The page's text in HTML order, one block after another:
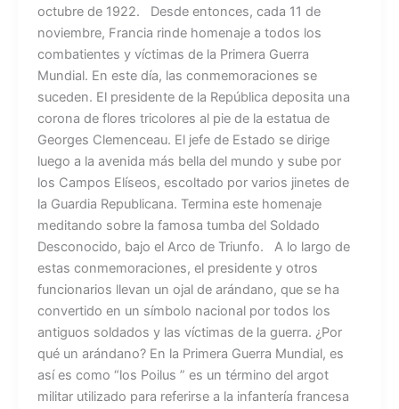
octubre de 1922. Desde entonces, cada 11 de
noviembre, Francia rinde homenaje a todos los
combatientes y víctimas de la Primera Guerra
Mundial. En este día, las conmemoraciones se
suceden. El presidente de la República deposita una
corona de flores tricolores al pie de la estatua de
Georges Clemenceau. El jefe de Estado se dirige
luego a la avenida más bella del mundo y sube por
los Campos Elíseos, escoltado por varios jinetes de
la Guardia Republicana. Termina este homenaje
meditando sobre la famosa tumba del Soldado
Desconocido, bajo el Arco de Triunfo. A lo largo de
estas conmemoraciones, el presidente y otros
funcionarios llevan un ojal de arándano, que se ha
convertido en un símbolo nacional por todos los
antiguos soldados y las víctimas de la guerra. ¿Por
qué un arándano? En la Primera Guerra Mundial, es
así es como “los Poilus ” es un término del argot
militar utilizado para referirse a la infantería francesa